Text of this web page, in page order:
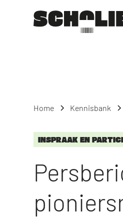
Home Kennisbank
INSPRAAK EN